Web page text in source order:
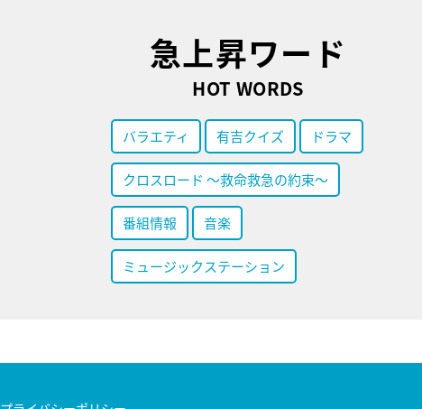
急上昇ワード
HOT WORDS
バラエティ 有吉クイズ ドラマ
クロスロード ～救命救急の約束～
番組情報 音楽
ミュージックステーション